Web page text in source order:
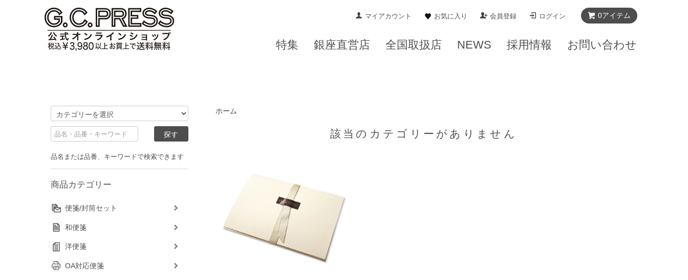
ホーム
該当のカテゴリーがありません
品名または品番、キーワードで検索できます
商品カテゴリー
便箋/封筒セット
和便箋
洋便箋
OA対応便箋
0アイテム
マイアカウント お気に入り 会員登録 ログイン
特集 銀座直営店 全国取扱店 NEWS 採用情報 お問い合わせ